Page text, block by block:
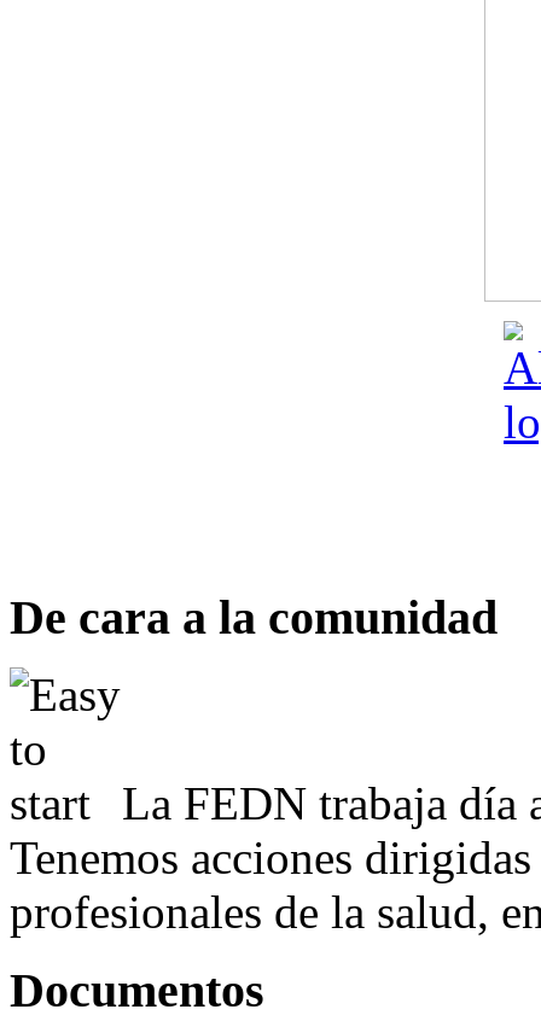
De cara a la comunidad
La FEDN trabaja día
Tenemos acciones
profesionales de la salud,
Documentos